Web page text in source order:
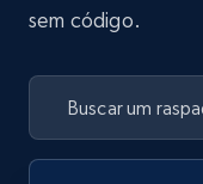
sem código.